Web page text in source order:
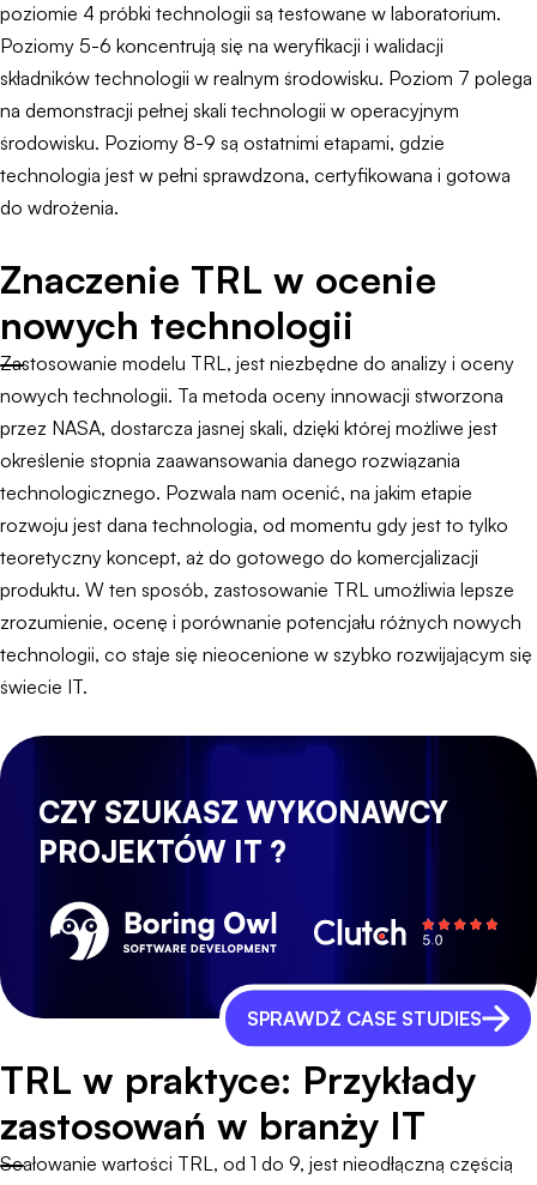
poziomie 4 próbki technologii są testowane w laboratorium.
Poziomy 5-6 koncentrują się na weryfikacji i walidacji
składników technologii w realnym środowisku. Poziom 7 polega
na demonstracji pełnej skali technologii w operacyjnym
środowisku. Poziomy 8-9 są ostatnimi etapami, gdzie
technologia jest w pełni sprawdzona, certyfikowana i gotowa
do wdrożenia.
Znaczenie TRL w ocenie
nowych technologii
Zastosowanie modelu TRL, jest niezbędne do analizy i oceny
nowych technologii. Ta metoda oceny innowacji stworzona
przez NASA, dostarcza jasnej skali, dzięki której możliwe jest
określenie stopnia zaawansowania danego rozwiązania
technologicznego. Pozwala nam ocenić, na jakim etapie
rozwoju jest dana technologia, od momentu gdy jest to tylko
teoretyczny koncept, aż do gotowego do komercjalizacji
produktu. W ten sposób, zastosowanie TRL umożliwia lepsze
zrozumienie, ocenę i porównanie potencjału różnych nowych
technologii, co staje się nieocenione w szybko rozwijającym się
świecie IT.
CZY SZUKASZ WYKONAWCY
PROJEKTÓW IT ?
SPRAWDŹ CASE STUDIES
TRL w praktyce: Przykłady
zastosowań w branży IT
Scałowanie wartości TRL, od 1 do 9, jest nieodłączną częścią